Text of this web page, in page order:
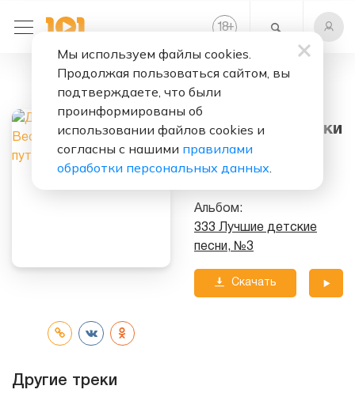
18+
Веселые
путешественники
Альбом:
333 Лучшие детские
песни, №3
Скачать
Другие треки
Мы используем файлы cookies.
Продолжая пользоваться сайтом, вы
подтверждаете, что были
проинформированы об
использовании файлов cookies и
согласны с нашими правилами
обработки персональных данных.